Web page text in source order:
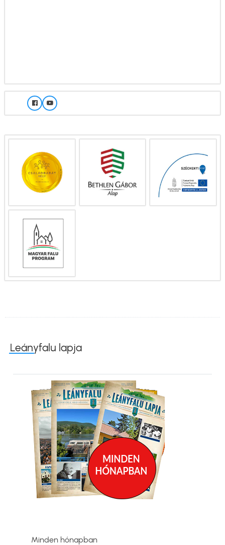
Leányfalu lapja
Minden hónapban